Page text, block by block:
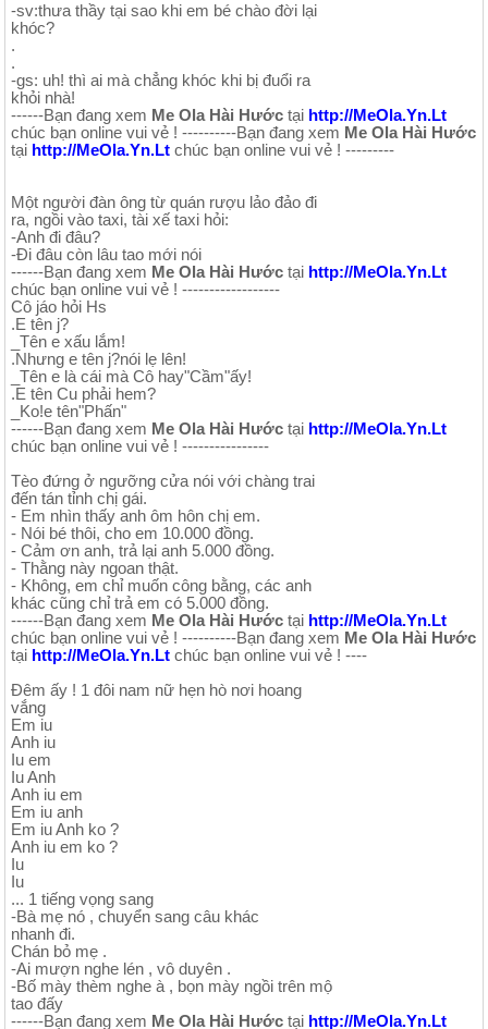
-sv:thưa thầy tại sao khi em bé chào đời lại
khóc?
.
.
-gs: uh! thì ai mà chẳng khóc khi bị đuổi ra
khỏi nhà!
------Bạn đang xem Me Ola Hài Hước tại http://MeOla.Yn.Lt
chúc bạn online vui vẻ ! ----------Bạn đang xem Me Ola Hài Hước
tại http://MeOla.Yn.Lt chúc bạn online vui vẻ ! ---------
Một người đàn ông từ quán rượu lảo đảo đi
ra, ngồi vào taxi, tài xế taxi hỏi:
-Anh đi đâu?
-Đi đâu còn lâu tao mới nói
------Bạn đang xem Me Ola Hài Hước tại http://MeOla.Yn.Lt
chúc bạn online vui vẻ ! ------------------
Cô jáo hỏi Hs
.E tên j?
_Tên e xấu lắm!
.Nhưng e tên j?nói lẹ lên!
_Tên e là cái mà Cô hay"Cầm"ấy!
.E tên Cu phải hem?
_Ko!e tên"Phấn"
------Bạn đang xem Me Ola Hài Hước tại http://MeOla.Yn.Lt
chúc bạn online vui vẻ ! ----------------
Tèo đứng ở ngưỡng cửa nói với chàng trai
đến tán tỉnh chị gái.
- Em nhìn thấy anh ôm hôn chị em.
- Nói bé thôi, cho em 10.000 đồng.
- Cảm ơn anh, trả lại anh 5.000 đồng.
- Thằng này ngoan thật.
- Không, em chỉ muốn công bằng, các anh
khác cũng chỉ trả em có 5.000 đồng.
------Bạn đang xem Me Ola Hài Hước tại http://MeOla.Yn.Lt
chúc bạn online vui vẻ ! ----------Bạn đang xem Me Ola Hài Hước
tại http://MeOla.Yn.Lt chúc bạn online vui vẻ ! ----
Đêm ấy ! 1 đôi nam nữ hẹn hò nơi hoang
vắng
Em iu
Anh iu
Iu em
Iu Anh
Anh iu em
Em iu anh
Em iu Anh ko ?
Anh iu em ko ?
Iu
Iu
... 1 tiếng vọng sang
-Bà mẹ nó , chuyển sang câu khác
nhanh đi.
Chán bỏ mẹ .
-Ai mượn nghe lén , vô duyên .
-Bố mày thèm nghe à , bọn mày ngồi trên mộ
tao đấy
------Bạn đang xem Me Ola Hài Hước tại http://MeOla.Yn.Lt